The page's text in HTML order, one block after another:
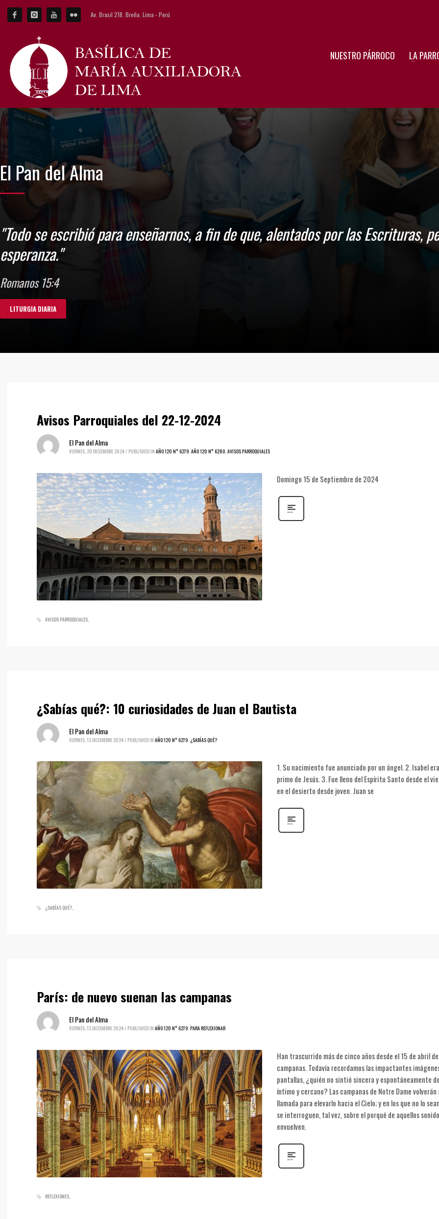
Av. Brasil 218. Breña. Lima - Perú
NUESTRO PÁRROCO LA
El Pan del Alma
"Todo se escribió para enseñarnos, a fin de que, alentados por las Escrituras,
esperanza."
Romanos 15:4
LITURGIA DIARIA
Avisos Parroquiales del 22-12-2024
El Pan del Alma
VIERNES, 20 DICIEMBRE 2024/ PUBLISHED IN AÑO 120 N° 6279,AÑO 120 N° 6280,AVISOS PARROQUIALES
Domingo 15 de Septiembre de 2024
AVISOS PARROQUIALES
¿Sabías qué?: 10 curiosidades de Juan el Bautista
El Pan del Alma
VIERNES, 13 DICIEMBRE 2024/ PUBLISHED IN AÑO 120 N° 6279 ¿SABÍAS QUÉ?
1. Su nacimiento fue anunciado por un ángel. 2. Isabel
primo de Jesús. 3. Fue lleno del Espíritu Santo desde el
en el desierto desde joven. Juan se
¿SABÍAS QUÉ?
París: de nuevo suenan las campanas
El Pan del Alma
VIERNES, 13 DICIEMBRE 2024/ PUBLISHED IN AÑO 120 N° 6279,PARA REFLEXIONAR
Han trascurrido más de cinco años desde el 15 de abril
campanas. Todavía recordamos las impactantes
pantallas, ¿quién no sintió sincera y espontáneamente
íntimo y cercano? Las campanas de Notre Dame
llamada para elevarlo hacia el Cielo; y en los que no lo
se interroguen, tal vez, sobre el porqué de aquellos
envuelven.
REFLEXIONES